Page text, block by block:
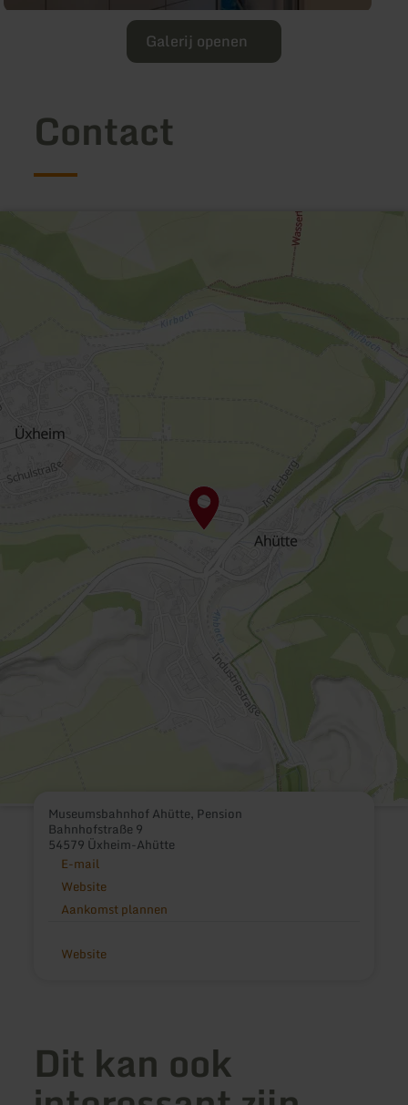
Galerij openen
Contact
Museumsbahnhof Ahütte, Pension
Bahnhofstraße 9
54579 Üxheim-Ahütte
E-mail
Website
Aankomst plannen
Website
Dit kan ook